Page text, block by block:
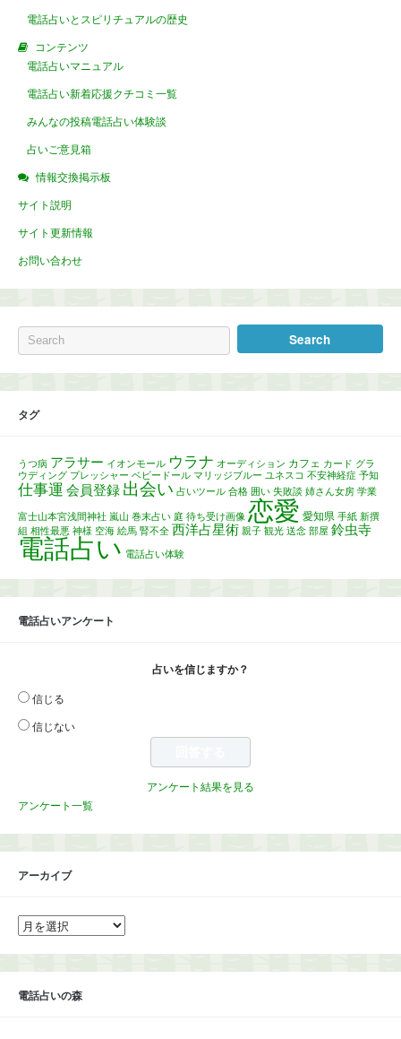
電話占いとスピリチュアルの歴史
コンテンツ
電話占いマニュアル
電話占い新着応援クチコミ一覧
みんなの投稿電話占い体験談
占いご意見箱
情報交換掲示板
サイト説明
サイト更新情報
お問い合わせ
タグ
うつ病 アラサー イオンモール ウラナ オーディション カフェ カード グラ
ウディング プレッシャー ベビードール マリッジブルー ユネスコ 不安神経症 予知
仕事運 会員登録 出会い 占いツール 合格 囲い 失敗談 姉さん女房 学業
富士山本宮浅間神社 嵐山 巻末占い 庭 待ち受け画像 恋愛 愛知県 手紙 新撰
組 相性最悪 神様 空海 絵馬 腎不全 西洋占星術 親子 観光 送念 部屋 鈴虫寺
電話占い 電話占い体験
電話占いアンケート
占いを信じますか？
信じる
信じない
アンケート結果を見る
アンケート一覧
アーカイブ
ア
ー
イ
電話占いの森